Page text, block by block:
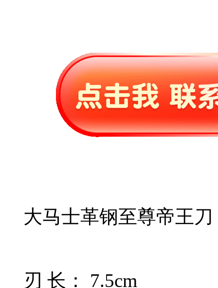
大马士革钢至尊帝王
刃 长： 7.5cm